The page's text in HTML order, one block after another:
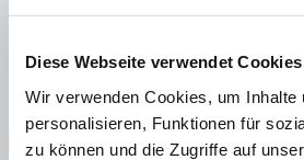
Diese Webseite verwendet Cookies
Wir verwenden Cookies, um Inhalte
personalisieren, Funktionen für
zu können und die Zugriffe auf
Nur etwa acht Kilometer entfernt befindet
Wasser zu den schönsten Stränden
Gäste-WC
Ländlich modernisiert